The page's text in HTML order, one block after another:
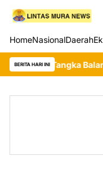
HomeNasionalDaerah
BERITA HARI INI
Balang 2026